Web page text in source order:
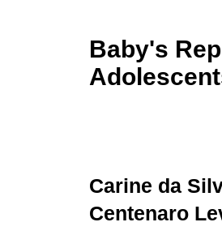
Baby's
Carine da
Centenaro